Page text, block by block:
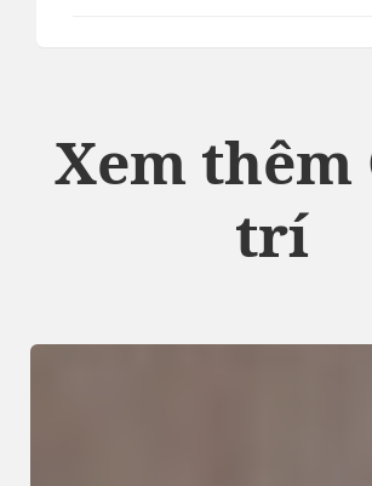
Xem thêm
trí